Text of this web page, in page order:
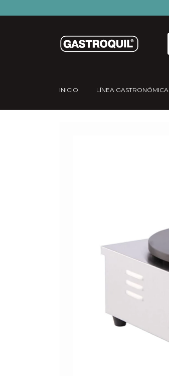
INICIO LÍNEA GASTRONÓMICA